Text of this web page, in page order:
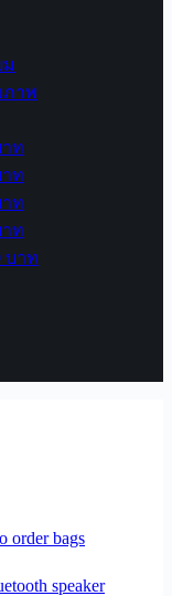
ภาพ
ท
ท
ท
ท
บาท
order bags
speaker